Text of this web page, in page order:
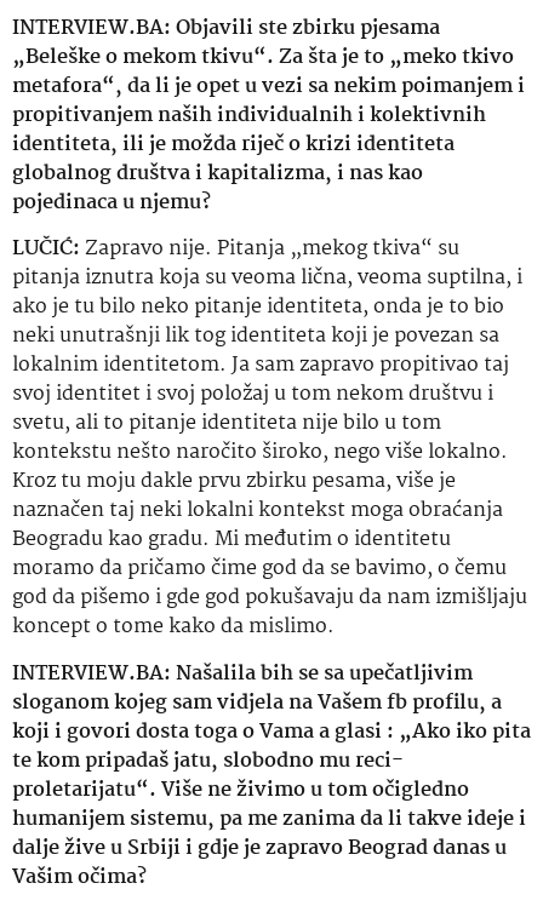
INTERVIEW.BA: Objavili ste zbirku pjesama
„Beleške o mekom tkivu“. Za šta je to „meko tkivo
metafora“, da li je opet u vezi sa nekim poimanjem i
propitivanjem naših individualnih i kolektivnih
identiteta, ili je možda riječ o krizi identiteta
globalnog društva i kapitalizma, i nas kao
pojedinaca u njemu?
LUČIĆ:Zapravo nije. Pitanja „mekog tkiva“ su
pitanja iznutra koja su veoma lična, veoma suptilna, i
ako je tu bilo neko pitanje identiteta, onda je to bio
neki unutrašnji lik tog identiteta koji je povezan sa
lokalnim identitetom. Ja sam zapravo propitivao taj
svoj identitet i svoj položaj u tom nekom društvu i
svetu, ali to pitanje identiteta nije bilo u tom
kontekstu nešto naročito široko, nego više lokalno.
Kroz tu moju dakle prvu zbirku pesama, više je
naznačen taj neki lokalni kontekst moga obraćanja
Beogradu kao gradu. Mi međutim o identitetu
moramo da pričamo čime god da se bavimo, o čemu
god da pišemo i gde god pokušavaju da nam izmišljaju
koncept o tome kako da mislimo.
INTERVIEW.BA:Našalila bih se sa upečatljivim
sloganom kojeg sam vidjela na Vašem fb profilu, a
koji i govori dosta toga o Vama a glasi : „Ako iko pita
te kom pripadaš jatu, slobodno mu reci-
proletarijatu“. Više ne živimo u tom očigledno
humanijem sistemu, pa me zanima da li takve ideje i
dalje žive u Srbiji i gdje je zapravo Beograd danas u
Vašim očima?